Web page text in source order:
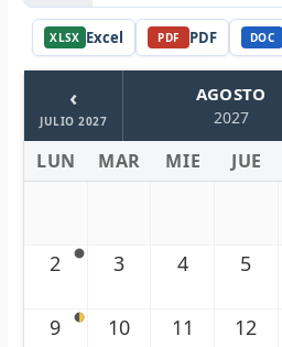
XLSX Excel PDF PDF DOC
‹
JULIO 2027
AGOSTO
2027
LUN MAR MIE JUE
2 3 4 5
9 10 11 12